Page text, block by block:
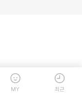
MY 최근